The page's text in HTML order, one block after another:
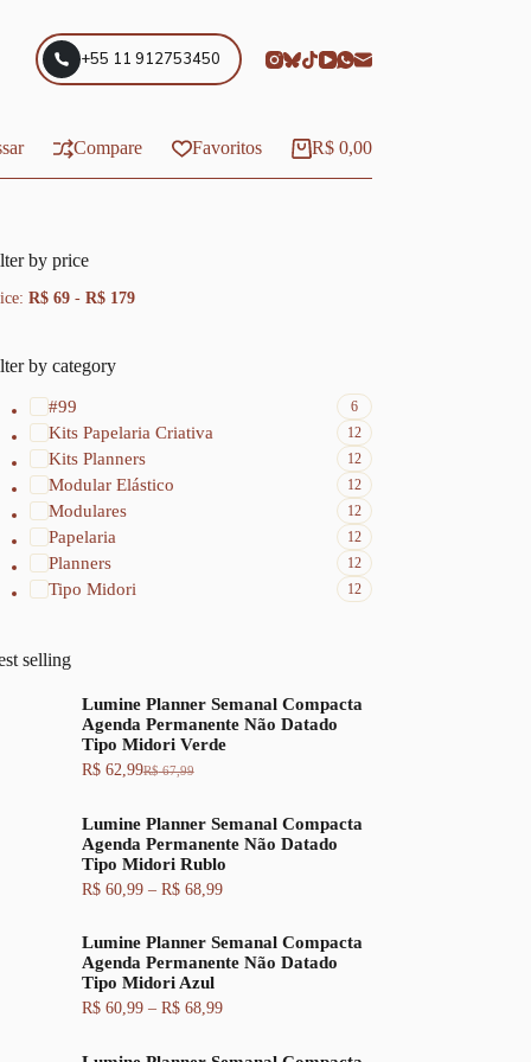
+55 11 912753450
Compare Favoritos Carrinho
R$0,00
by price
R$ 69 -R$ 179
by category
#99 6
Kits Papelaria Criativa 12
Kits Planners 12
Modular Elástico 12
Modulares 12
Papelaria 12
Planners 12
Tipo Midori 12
selling
Lumine Planner Semanal Compacta
Agenda Permanente Não Datado
Tipo Midori Verde
R$67,99
O
e
ç
o
o
g
i
n
a
R$62,99O
e
ç
o
a
a
l
é
:
Lumine Planner Semanal Compacta
Agenda Permanente Não Datado
Tipo Midori Rublo
R$60,99 – R$68,99F
x
a
e
Lumine Planner Semanal Compacta
Agenda Permanente Não Datado
Tipo Midori Azul
R$60,99 – R$68,99F